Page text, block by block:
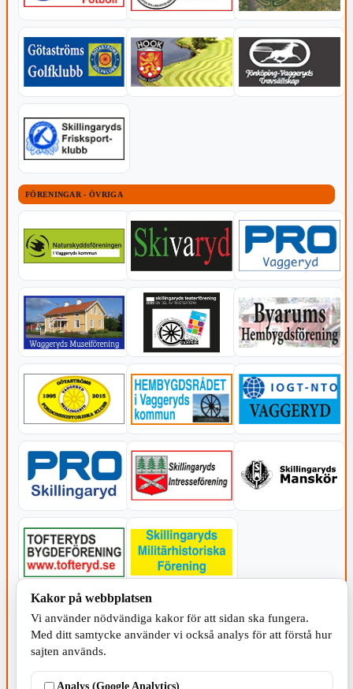
FÖRENINGAR - ÖVRIGA
KOMMUNEN
Kakor på webbplatsen
Vi använder nödvändiga kakor för att sidan ska fungera.
Med ditt samtycke använder vi också analys för att förstå hur
sajten används.
Analys (Google Analytics)